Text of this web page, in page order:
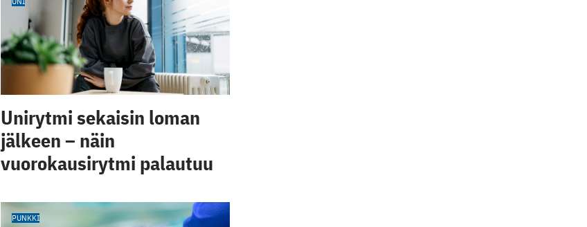
Unirytmi sekaisin loman
jälkeen – näin
vuorokausirytmi palautuu
PUNKKI